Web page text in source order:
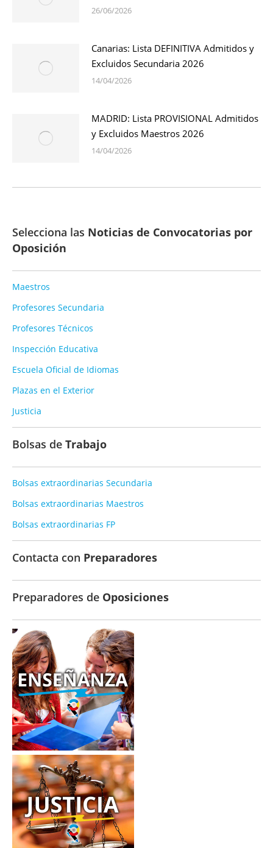
26/06/2026
Canarias: Lista DEFINITIVA Admitidos y
Excluidos Secundaria 2026
14/04/2026
MADRID: Lista PROVISIONAL Admitidos
y Excluidos Maestros 2026
14/04/2026
Selecciona las Noticias de Convocatorias por
Oposición
Maestros
Profesores Secundaria
Profesores Técnicos
Inspección Educativa
Escuela Oficial de Idiomas
Plazas en el Exterior
Justicia
Bolsas de Trabajo
Bolsas extraordinarias Secundaria
Bolsas extraordinarias Maestros
Bolsas extraordinarias FP
Contacta con Preparadores
Preparadores de Oposiciones